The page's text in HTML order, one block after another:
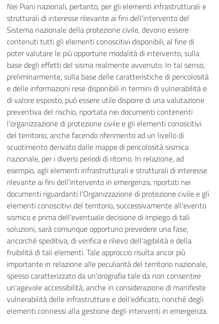
Nei Piani nazionali, pertanto, per gli elementi infrastrutturali e
strutturali di interesse rilevante ai fini dell'intervento del
Sistema nazionale della protezione civile, devono essere
contenuti tutti gli elementi conoscitivi disponibili, al fine di
poter valutare le più opportune modalità di intervento, sulla
base degli effetti del sisma realmente avvenuto. In tal senso,
preliminarmente, sulla base delle caratteristiche di pericolosità
e delle informazioni rese disponibili in termini di vulnerabilità e
di valore esposto, può essere utile disporre di una valutazione
preventiva del rischio, riportata nei documenti contenenti
l'organizzazione di protezione civile e gli elementi conoscitivi
del territorio, anche facendo riferimento ad un livello di
scuotimento derivato dalle mappe di pericolosità sismica
nazionale, per i diversi periodi di ritorno. In relazione, ad
esempio, agli elementi infrastrutturali e strutturali di interesse
rilevante ai fini dell'intervento in emergenza, riportati nei
documenti riguardanti l'Organizzazione di protezione civile e gli
elementi conoscitivi del territorio, successivamente all'evento
sismico e prima dell'eventuale decisione di impiego di tali
soluzioni, sarà comunque opportuno prevedere una fase,
ancorché speditiva, di verifica e rilievo dell'agibilità e della
fruibilità di tali elementi. Tale approccio risulta ancor più
importante in relazione alle peculiarità del territorio nazionale,
spesso caratterizzato da un'orografia tale da non consentire
un'agevole accessibilità, anche in considerazione di manifeste
vulnerabilità delle infrastrutture e dell'edificato, nonché degli
elementi connessi alla gestione degli interventi in emergenza.